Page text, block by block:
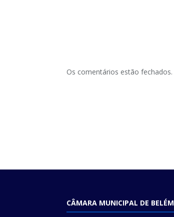
Os comentários estão fechados.
CÂMARA MUNICIPAL DE BELÉM